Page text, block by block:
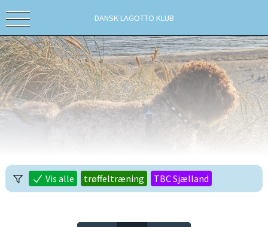
DANSK LAGOTTO KLUB
Vis alle trøffeltræning TBC Sjælland